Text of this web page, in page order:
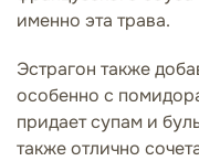
именно эта трава.
Эстрагон также
особенно с
придает супам и
также отлично